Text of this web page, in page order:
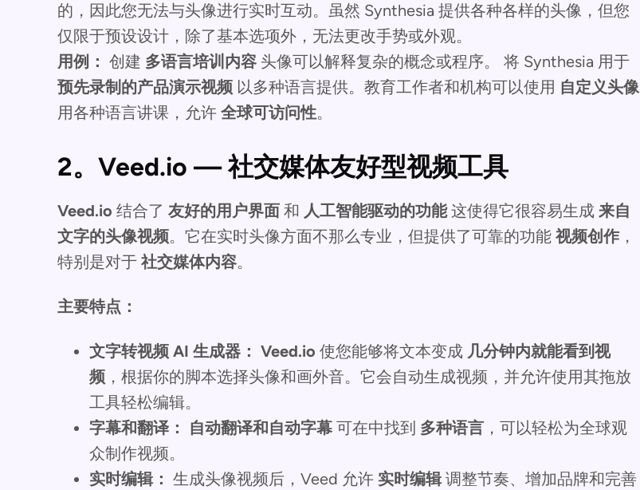
的，因此您无法与头像进行实时互动。虽然 Synthesia 提供各种各样的头像，但您
仅限于预设设计，除了基本选项外，无法更改手势或外观。
用例： 创建 多语言培训内容 头像可以解释复杂的概念或程序。
将 Synthesia 用于
预先录制的产品演示视频 以多种语言提供。教育工作者和机构可以使用 自定义头像
用各种语言讲课，允许 全球可访问性。
2。Veed.io — 社交媒体友好型视频工具
Veed.io 结合了 友好的用户界面 和 人工智能驱动的功能这使得它很容易生成 来自
文字的头像视频。它在实时头像方面不那么专业，但提供了可靠的功能 视频创作，
特别是对于 社交媒体内容。
主要特点：
文字转视频 AI 生成器： Veed.io 使您能够将文本变成 几分钟内就能看到视
频 ，根据你的脚本选择头像和画外音。它会自动生成视频，并允许使用其拖放
工具轻松编辑。
字幕和翻译：
自动翻译和自动字幕 可在中找到 多种语言 ，可以轻松为全球观
众制作视频。
实时编辑： 生成头像视频后，Veed 允许 实时编辑调整节奏、增加品牌和完善